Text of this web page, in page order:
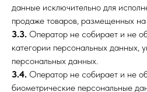
данные исключительно для
продаже товаров, размещенных на
3.3. Оператор не собирает и не
категории персональных данных,
персональных данных.
3.4. Оператор не собирает и не
биометрические персональные